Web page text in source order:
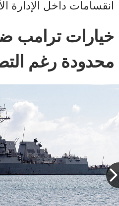
انقسامات داخل الإدارة
خيارات ترامب
محدودة رغم